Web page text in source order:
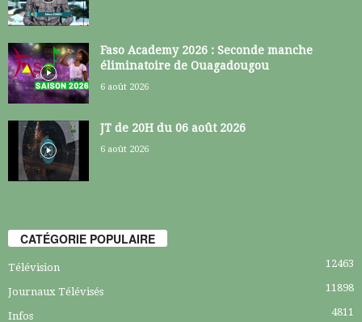
Faso Academy 2026 : Seconde manche
éliminatoire de Ouagadougou
6 août 2026
JT de 20H du 06 août 2026
6 août 2026
CATÉGORIE POPULAIRE
Télévision 12463
Journaux Télévisés 11898
Infos 4811